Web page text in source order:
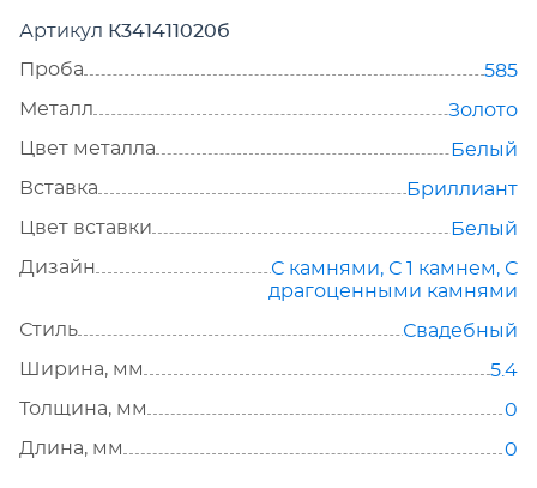
Артикул К341411020б
Проба
585
Металл
Золото
Цвет металла
Белый
Вставка
Бриллиант
Цвет вставки
Белый
Дизайн
С камнями, С 1 камнем, С
драгоценными камнями
Стиль
Свадебный
Ширина, мм
5.4
Толщина, мм
0
Длина, мм
0